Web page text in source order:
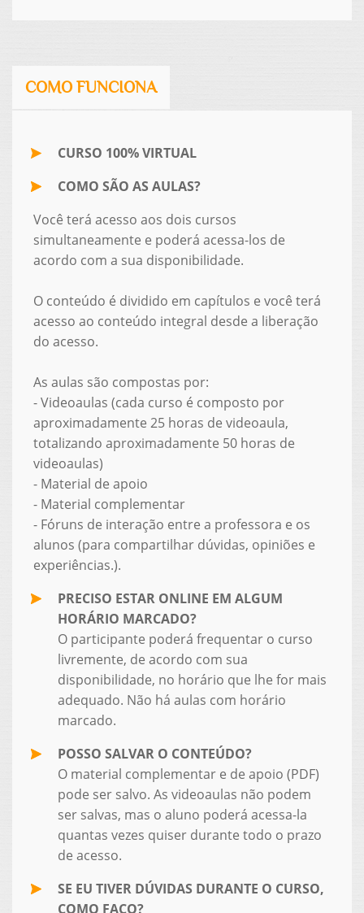
COMO FUNCIONA
CURSO 100% VIRTUAL
COMO SÃO AS AULAS?
Você terá acesso aos dois cursos
simultaneamente e poderá acessa-los de
acordo com a sua disponibilidade.
O conteúdo é dividido em capítulos e você terá
acesso ao conteúdo integral desde a liberação
do acesso.
As aulas são compostas por:
- Videoaulas (cada curso é composto por
aproximadamente 25 horas de videoaula,
totalizando aproximadamente 50 horas de
videoaulas)
- Material de apoio
- Material complementar
- Fóruns de interação entre a professora e os
alunos (para compartilhar dúvidas, opiniões e
experiências.).
PRECISO ESTAR ONLINE EM ALGUM
HORÁRIO MARCADO?
O participante poderá frequentar o curso
livremente, de acordo com sua
disponibilidade, no horário que lhe for mais
adequado. Não há aulas com horário
marcado.
POSSO SALVAR O CONTEÚDO?
O material complementar e de apoio (PDF)
pode ser salvo. As videoaulas não podem
ser salvas, mas o aluno poderá acessa-la
quantas vezes quiser durante todo o prazo
de acesso.
SE EU TIVER DÚVIDAS DURANTE O CURSO,
COMO FAÇO?